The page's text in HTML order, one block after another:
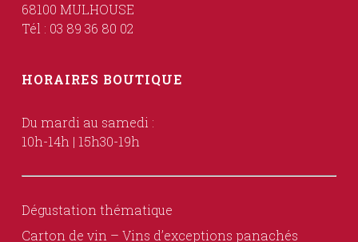
68100 MULHOUSE
Tél : 03 89 36 80 02
HORAIRES BOUTIQUE
Du mardi au samedi :
10h-14h | 15h30-19h
Dégustation thématique
Carton de vin – Vins d’exceptions panachés